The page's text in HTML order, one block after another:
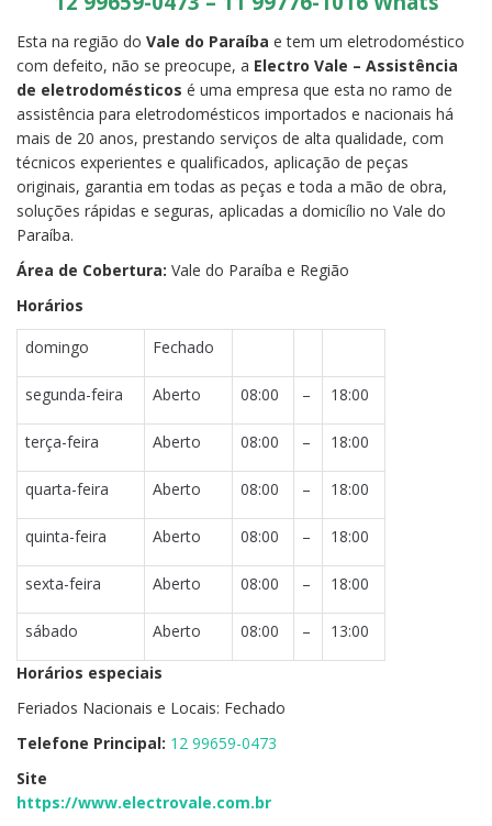
Esta na região do Vale do Paraíba e tem um eletrodoméstico
com defeito, não se preocupe, a Electro Vale – Assistência
de eletrodomésticos é uma empresa que esta no ramo de
assistência para eletrodomésticos importados e nacionais há
mais de 20 anos, prestando serviços de alta qualidade, com
técnicos experientes e qualificados, aplicação de peças
originais, garantia em todas as peças e toda a mão de obra,
soluções rápidas e seguras, aplicadas a domicílio no Vale do
Paraíba.
Área de Cobertura: Vale do Paraíba e Região
Horários
domingo
Fechado
segunda-feira Aberto 08:00 – 18:00
terça-feira Aberto 08:00 – 18:00
quarta-feira Aberto 08:00 – 18:00
quinta-feira Aberto 08:00 – 18:00
sexta-feira Aberto 08:00 – 18:00
sábado Aberto 08:00 –
13:00
Horários especiais
Feriados Nacionais e Locais: Fechado
Telefone Principal: 12 99659-0473
Site
https://www.electrovale.com.br